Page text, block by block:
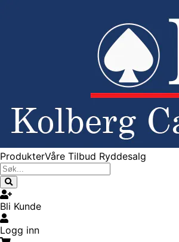
ProdukterVåre Tilbud Ryddesalg
Bli Kunde
Logg inn